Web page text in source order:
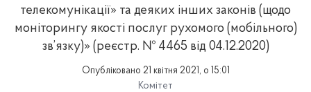
телекомунікації» та деяких інших законів (щодо
моніторингу якості послуг рухомого (мобільного)
зв’язку)» (реєстр. № 4465 від 04.12.2020)
Опубліковано 21 квітня 2021, о 15:01
Комітет